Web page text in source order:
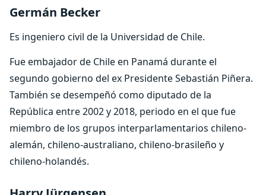
Germán Becker
Es ingeniero civil de la Universidad de Chile.
Fue embajador de Chile en Panamá durante el
segundo gobierno del ex Presidente Sebastián Piñera.
También se desempeñó como diputado de la
República entre 2002 y 2018, periodo en el que fue
miembro de los grupos interparlamentarios chileno-
alemán, chileno-australiano, chileno-brasileño y
chileno-holandés.